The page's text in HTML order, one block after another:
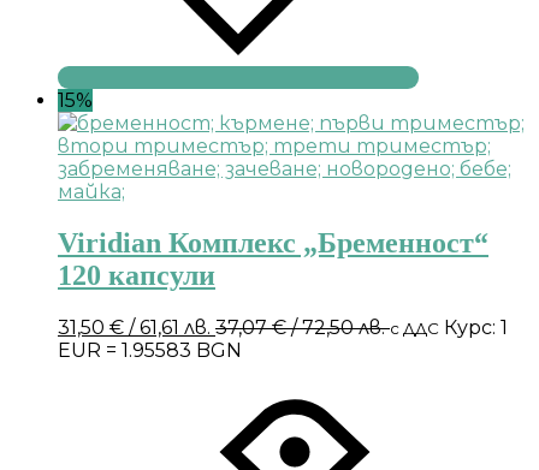
15%
Viridian Комплекс „Бременност“
120 капсули
31,50 € / 61,61 лв. 37,07€/ 72,50 лв.с ДДС Курс: 1
EUR = 1.95583 BGN